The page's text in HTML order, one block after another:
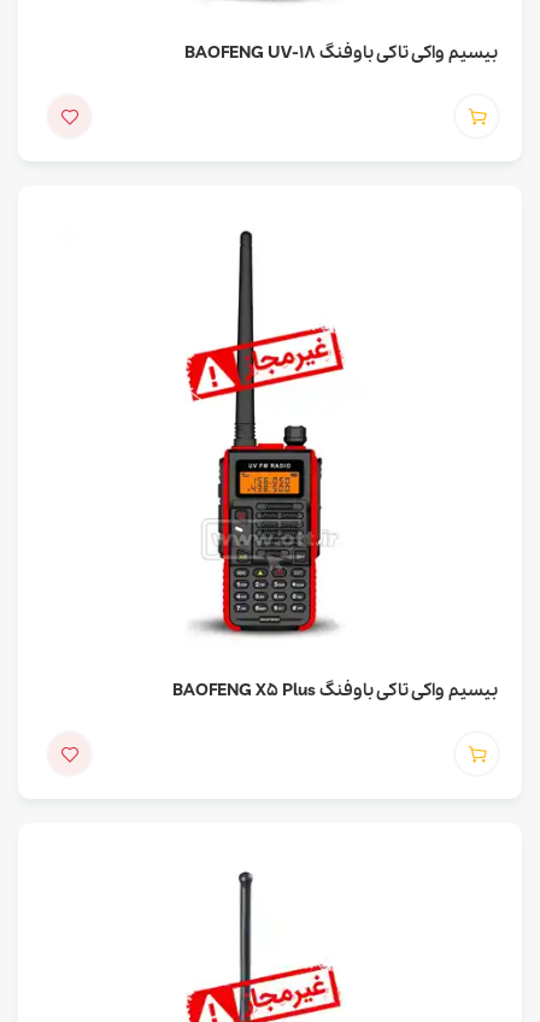
بیسیم واکی تاکی باوفنگ BAOFENG UV-18
بیسیم واکی تاکی باوفنگ BAOFENG X5 Plus